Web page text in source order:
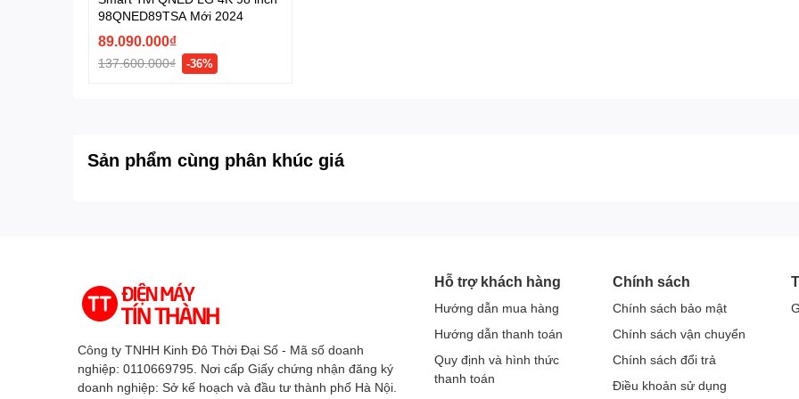
Tone Mapping Pro cân bằng độ sáng, độ tương phản và chi tiết trong từng khung hình để hình ảnh dễ
nhìn hơn ở nhiều điều kiện ánh sáng.
HDR10 Provà AI HDR Remastering
98QNED89TSA Mới 2024
89.090.000₫
137.600.000₫ -36%
Sản phẩm cùng phân khúc giá
Công ty TNHH Kinh Đô Thời Đại Số - Mã số doanh
nghiệp: 0110669795. Nơi cấp Giấy chứng nhận đăng ký
doanh nghiệp: Sở kế hoạch và đầu tư thành phố Hà Nội.
Hỗ trợ khách hàng
Hướng dẫn mua hàng
Hướng dẫn thanh toán
Quy định và hình thức
thanh toán
Chính sách
Chính sách bảo mật
Chính sách vận chuyển
Chính sách đổi trả
Điều khoản sử dụng